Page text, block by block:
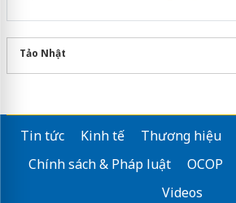
Tảo Nhật
Tin tức Kinh tế Thương hiệu
Chính sách & Pháp luật
OCOP
Videos